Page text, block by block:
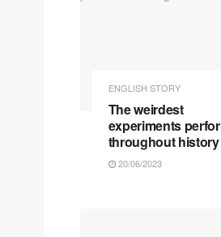
ENGLISH STORY
The weirdest
experiments
throughout history
20/06/2023